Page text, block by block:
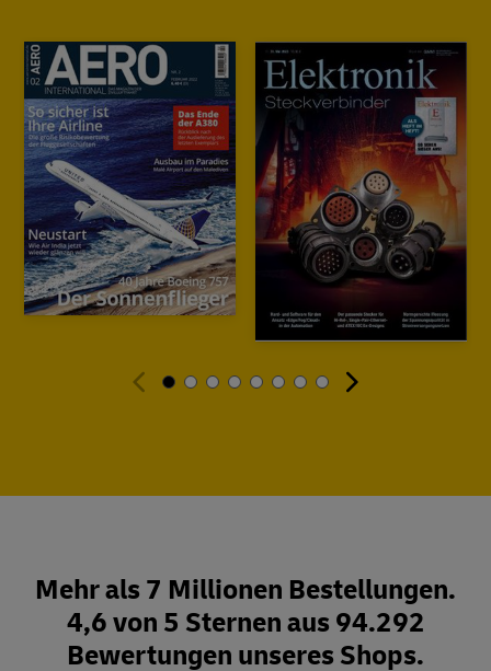
Mehr als 7 Millionen Bestellungen.
4,6 von 5 Sternen aus 94.292
Bewertungen unseres Shops.